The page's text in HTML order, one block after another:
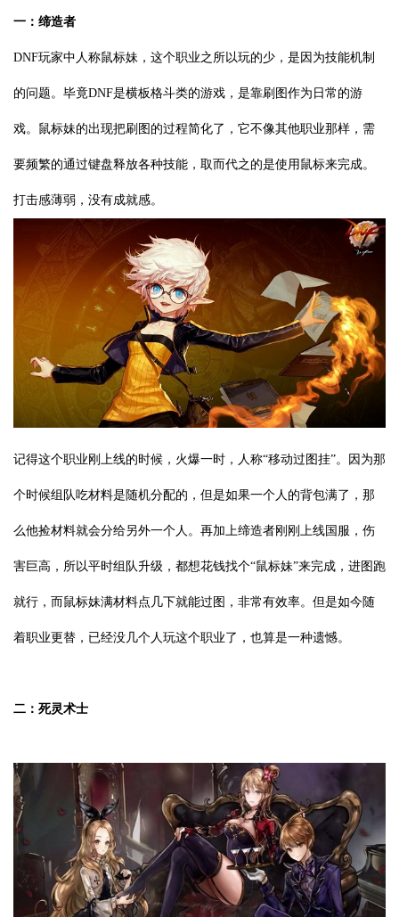
一：缔造者
DNF玩家中人称鼠标妹，这个职业之所以玩的少，是因为技能机制
的问题。毕竟DNF是横板格斗类的游戏，是靠刷图作为日常的游
戏。鼠标妹的出现把刷图的过程简化了，它不像其他职业那样，需
要频繁的通过键盘释放各种技能，取而代之的是使用鼠标来完成。
打击感薄弱，没有成就感。
记得这个职业刚上线的时候，火爆一时，人称“移动过图挂”。因为那
个时候组队吃材料是随机分配的，但是如果一个人的背包满了，那
么他捡材料就会分给另外一个人。再加上缔造者刚刚上线国服，伤
害巨高，所以平时组队升级，都想花钱找个“鼠标妹”来完成，进图跑
就行，而鼠标妹满材料点几下就能过图，非常有效率。但是如今随
着职业更替，已经没几个人玩这个职业了，也算是一种遗憾。
二：死灵术士